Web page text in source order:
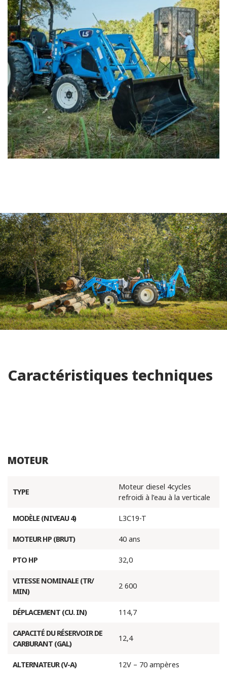
Caractéristiques techniques
MOTEUR
TYPE
Moteur diesel 4cycles
refroidi à l’eau à la verticale
MODÈLE (NIVEAU 4) L3C19-T
MOTEUR HP (BRUT) 40 ans
PTO HP 32,0
VITESSE NOMINALE (TR/
MIN)
2 600
DÉPLACEMENT (CU. IN) 114,7
CAPACITÉ DU RÉSERVOIR DE
CARBURANT (GAL)
12,4
ALTERNATEUR (V-A) 12V – 70 ampères